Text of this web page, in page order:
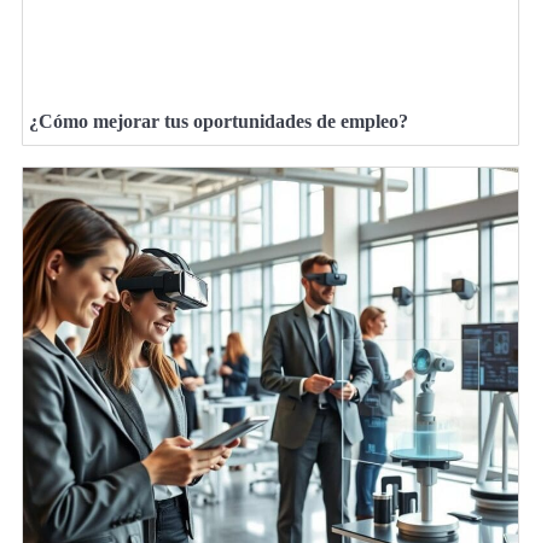
¿Cómo mejorar tus oportunidades de empleo?